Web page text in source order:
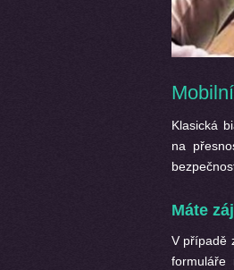
Klasická
na
Máte
V případě
formuláře